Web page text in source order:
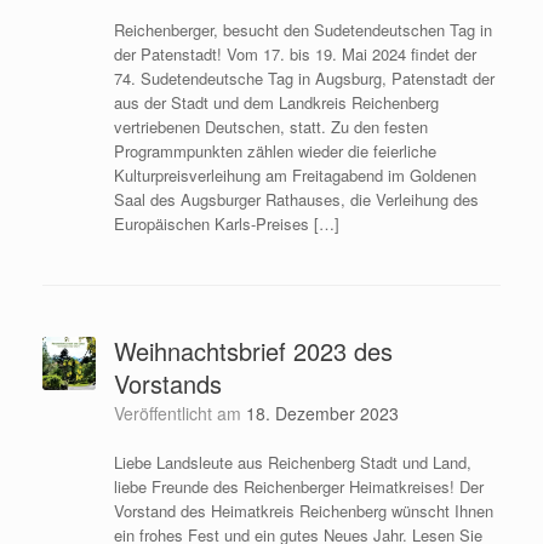
Reichenberger, besucht den Sudetendeutschen Tag in
der Patenstadt! Vom 17. bis 19. Mai 2024 findet der
74. Sudetendeutsche Tag in Augsburg, Patenstadt der
aus der Stadt und dem Landkreis Reichenberg
vertriebenen Deutschen, statt. Zu den festen
Programmpunkten zählen wieder die feierliche
Kulturpreisverleihung am Freitagabend im Goldenen
Saal des Augsburger Rathauses, die Verleihung des
Europäischen Karls-Preises […]
Weihnachtsbrief 2023 des
Vorstands
Veröffentlicht am 18. Dezember 2023
Liebe Landsleute aus Reichenberg Stadt und Land,
liebe Freunde des Reichenberger Heimatkreises! Der
Vorstand des Heimatkreis Reichenberg wünscht Ihnen
ein frohes Fest und ein gutes Neues Jahr. Lesen Sie